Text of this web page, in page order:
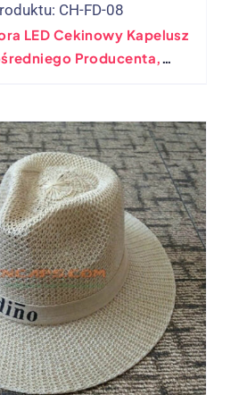
CH-FD-08
LED Cekinowy Kapelusz
Producenta,